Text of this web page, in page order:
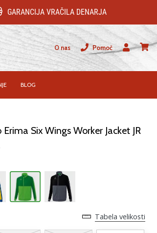
GARANCIJA VRAČILA DENARJA
O nas
Pomoč
Uporabnik
BLOG
Erima Six Wings Worker Jacket JR
Tabela velikosti